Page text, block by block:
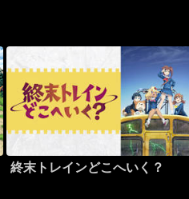
終末トレインどこへいく？